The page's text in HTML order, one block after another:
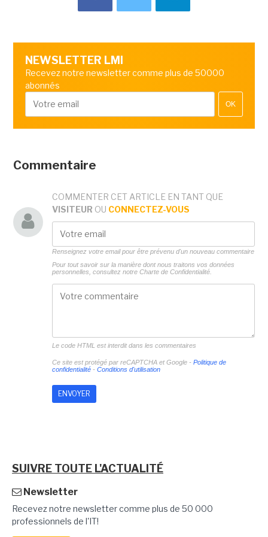
NEWSLETTER LMI
Recevez notre newsletter comme plus de 50000
abonnés
OK
Commentaire
COMMENTER CET ARTICLE EN TANT QUE
VISITEUR OU CONNECTEZ-VOUS
Renseignez votre email pour être prévenu d'un nouveau commentaire
Pour tout savoir sur la manière dont nous traitons vos données
personnelles, consultez notre Charte de Confidentialité.
Le code HTML est interdit dans les commentaires
Ce site est protégé par reCAPTCHA et Google - Politique de
confidentialité- Conditions d'utilisation
SUIVRE TOUTE L'ACTUALITÉ
Newsletter
Recevez notre newsletter comme plus de 50 000
professionnels de l'IT!